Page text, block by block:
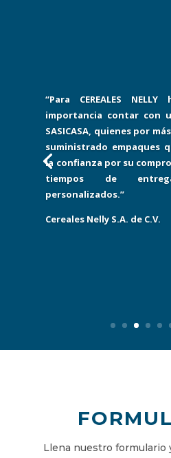
“Para CEREALES
importancia contar con
SASICASA, quienes por
suministrado empaques
la confianza por su
tiempos de
personalizados.”
Cereales Nelly S.A. de C.V.
Llena nuestro formulario